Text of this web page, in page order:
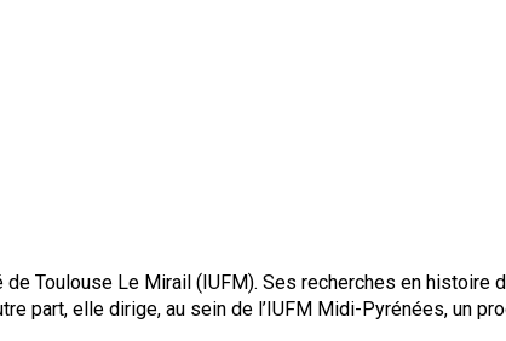
Toulouse Le Mirail (IUFM). Ses recherches en histoire
part, elle dirige, au sein de l’IUFM Midi-Pyrénées, un